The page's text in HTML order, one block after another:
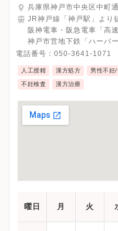
兵庫県神戸市中央区中町
JR神戸線「神戸駅」より
阪神電車・阪急電車「高
神戸市営地下鉄「ハーバ
電話番号： 050-3641-1071
人工授精 漢方処方 男性不妊
不妊検査 漢方治療
曜日 月 火